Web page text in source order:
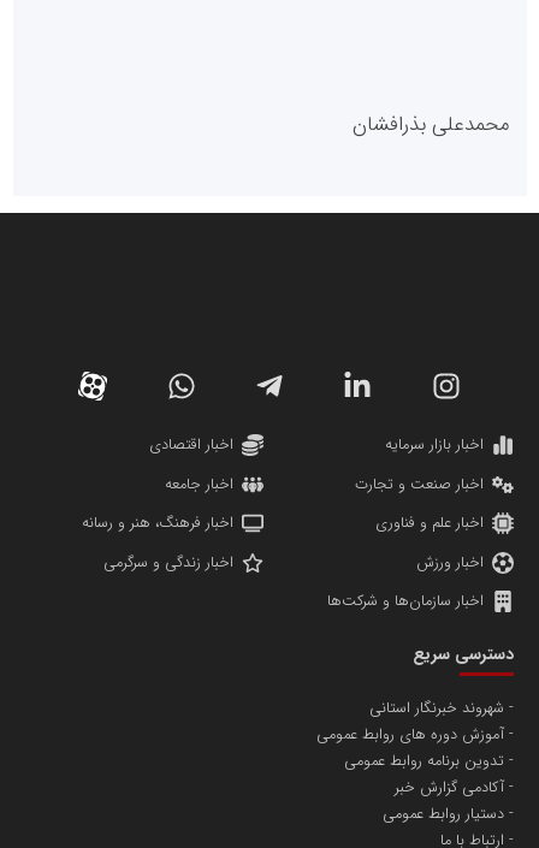
پایگاه خبری گفتمان یزد
دانشگاه سئوی ایران
پایگاه اطلاع رسانی اعتلای نهادهای مردمی
تامین آهن اسفنجی تولیدکنندگان فولاد در کشور
محمدعلی بذرافشان
مریم حاج نوروز نظری
مسعودصادقی
اخبار بازار سرمایه
اخبار اقتصادی
اخبار صنعت و تجارت
اخبار جامعه
اخبار علم و فناوری
اخبار فرهنگ، هنر و رسانه
اخبار ورزش
اخبار زندگی و سرگرمی
اخبار سازمان‌ها و شرکت‌ها
دسترسی سریع
شهروند خبرنگار استانی
آموزش دوره های روابط عمومی
تدوین برنامه روابط عمومی
آکادمی گزارش خبر
دستیار روابط عمومی
ارتباط با ما